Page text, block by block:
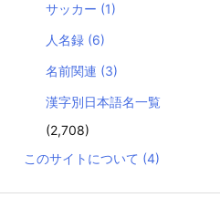
サッカー (1)
人名録 (6)
名前関連 (3)
漢字別日本語名一覧
(2,708)
このサイトについて (4)